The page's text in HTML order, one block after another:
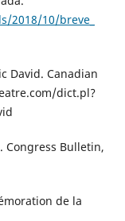
2018/10/breve_
David. Canadian
dict.pl?
Congress Bulletin,
de la